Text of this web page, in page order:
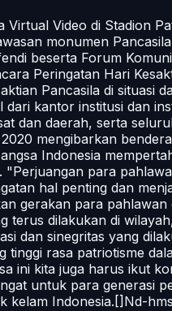
Video di Stadion
monumen
beserta Forum
Peringatan Hari
Pancasila di situasi
kantor institusi dan
dan daerah, serta
mengibarkan
Indonesia
para
hal penting dan
gerakan para pahlawan
terus dilakukan di
dan sinegritas yang
rasa patriotisme
ini kita juga harus ikut
untuk para generasi
kelam Indonesia.[]Nd-